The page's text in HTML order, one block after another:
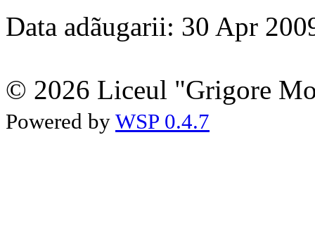
Data adãugarii: 30 Apr
© 2026 Liceul "Grigore
Powered by WSP 0.4.7